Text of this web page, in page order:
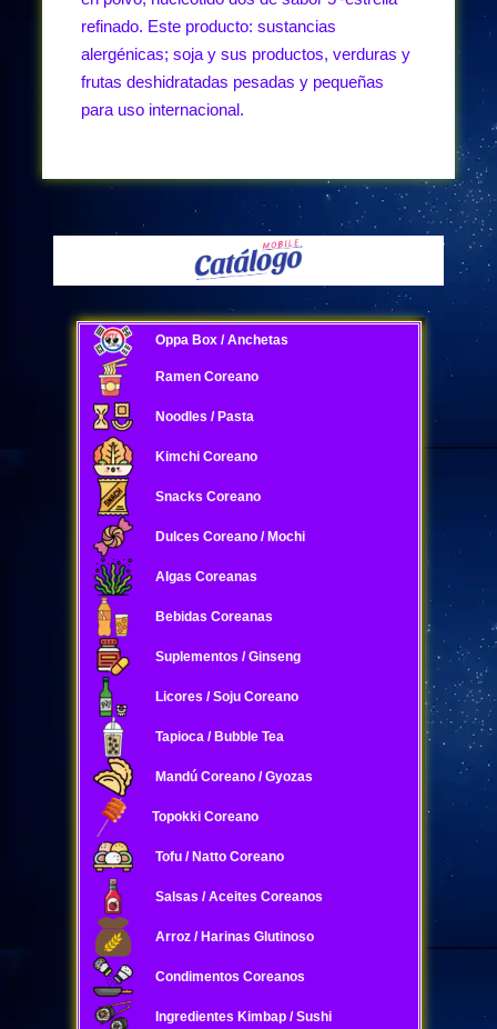
refinado. Este producto: sustancias
alergénicas; soja y sus productos, verduras y
frutas deshidratadas pesadas y pequeñas
para uso internacional.
Oppa Box / Anchetas
Ramen Coreano
Noodles / Pasta
Kimchi Coreano
Snacks Coreano
Dulces Coreano / Mochi
Algas Coreanas
Bebidas Coreanas
Suplementos / Ginseng
Licores / Soju Coreano
Tapioca / Bubble Tea
Mandú Coreano / Gyozas
Topokki Coreano
Tofu / Natto Coreano
Salsas / Aceites Coreanos
Arroz / Harinas Glutinoso
Condimentos Coreanos
Ingredientes Kimbap / Sushi